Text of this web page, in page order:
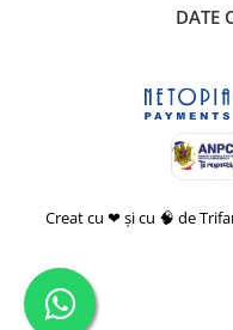
DATE
Creat cu ❤ și cu 🧠 de